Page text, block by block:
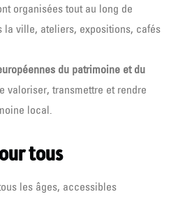
organisées tout au long de
la ville, ateliers, expositions, cafés
du patrimoine et du
valoriser, transmettre et rendre
local.
tous
les âges, accessibles